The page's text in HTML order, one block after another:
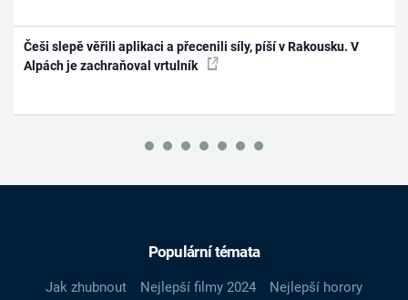
Češi slepě věřili aplikaci a přecenili síly, píší v Rakousku. V
Alpách je zachraňoval vrtulník
Populární témata
Jak zhubnout Nejlepší filmy 2024
Nejlepší horory